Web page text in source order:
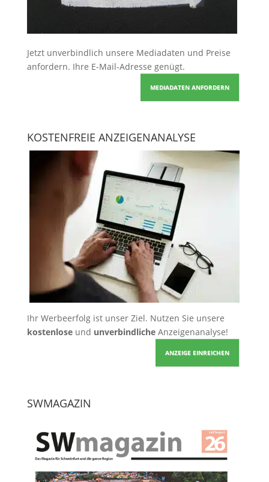
Jetzt unverbindlich unsere Mediadaten und Preise
anfordern. Ihre E-Mail-Adresse genügt.
MEDIADATEN ANFORDERN
KOSTENFREIE ANZEIGENANALYSE
Ihr Werbeerfolg ist unser Ziel. Nutzen Sie unsere
kostenloseund unverbindlicheAnzeigenanalyse!
ANZEIGE EINREICHEN
SWMAGAZIN